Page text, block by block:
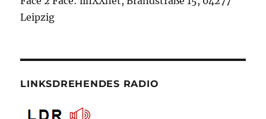
Leipzig
LINKSDREHENDES RADIO